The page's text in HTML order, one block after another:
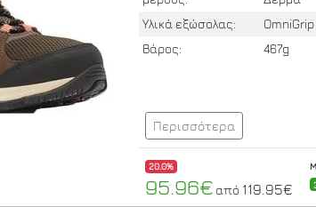
Υλικά εξώσολας:
Βάρος:
467g
Περισσότερα
20.0%
95.96€ από 119.95€